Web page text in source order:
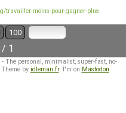
travailler-moins-pour-gagner-plus
100
1
- The personal, minimalist, super-fast, no-
by idleman.fr. I'm on Mastodon.